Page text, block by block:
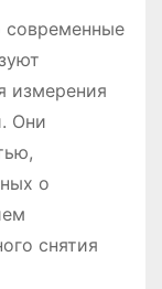
современные
измерения
Они
о
снятия